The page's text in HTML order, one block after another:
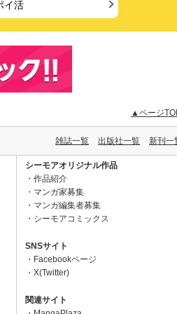
イ活
▲ページ
雑誌一覧 出版社一覧 新刊一
シーモアオリジナル作品
作品紹介
マンガ家募集
マンガ編集者募集
シーモアコミックス
SNSサイト
Facebookページ
X(Twitter)
関連サイト